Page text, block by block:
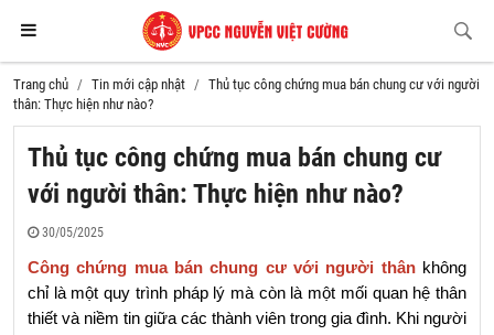
Trang chủ Tin mới cập nhật
Thủ tục công chứng mua bán chung cư với người
thân: Thực hiện như nào?
Thủ tục công chứng mua bán chung cư
với người thân: Thực hiện như nào?
30/05/2025
Công chứng mua bán chung cư với người thân không
chỉ là một quy trình pháp lý mà còn là một mối quan hệ thân
thiết và niềm tin giữa các thành viên trong gia đình. Khi người